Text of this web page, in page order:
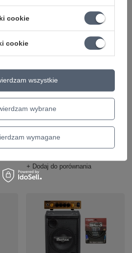
Zestaw GR Bass
basowy + kolumna
+ Dodaj do porównania
cookie
cookie
wybrane
wymagane
wszystkie